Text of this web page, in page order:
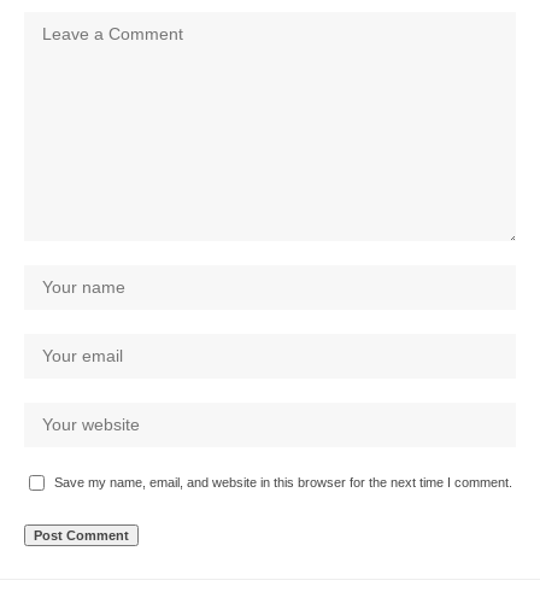
Save my name, email, and website in this browser for the next time I comment.